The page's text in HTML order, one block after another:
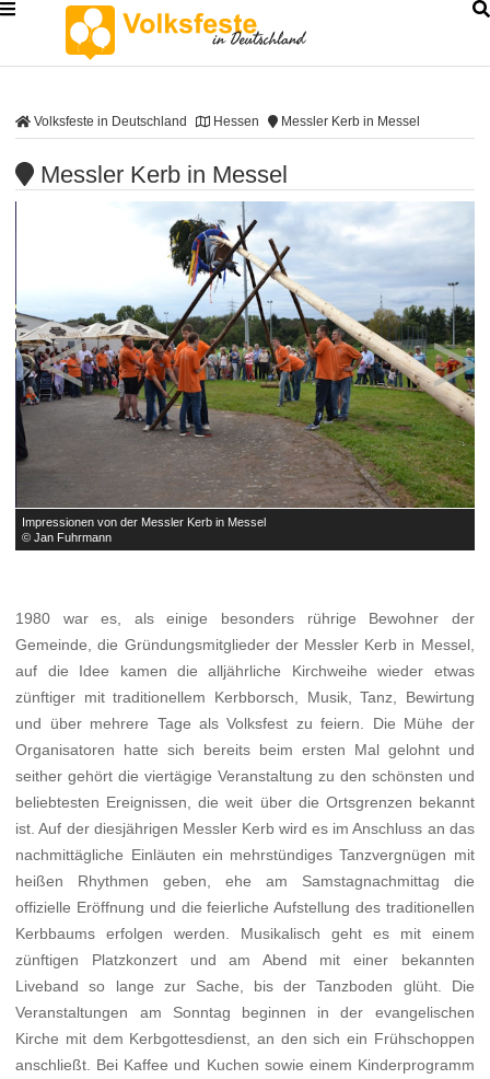
Volksfeste in Deutschland Hessen Messler Kerb in Messel
Messler Kerb in Messel
Impressionen von der Messler Kerb in Messel
© Jan Fuhrmann
< >
1980 war es, als einige besonders rührige Bewohner der
Gemeinde, die Gründungsmitglieder der Messler Kerb in Messel,
auf die Idee kamen die alljährliche Kirchweihe wieder etwas
zünftiger mit traditionellem Kerbborsch, Musik, Tanz, Bewirtung
und über mehrere Tage als Volksfest zu feiern. Die Mühe der
Organisatoren hatte sich bereits beim ersten Mal gelohnt und
seither gehört die viertägige Veranstaltung zu den schönsten und
beliebtesten Ereignissen, die weit über die Ortsgrenzen bekannt
ist. Auf der diesjährigen Messler Kerb wird es im Anschluss an das
nachmittägliche Einläuten ein mehrstündiges Tanzvergnügen mit
heißen Rhythmen geben, ehe am Samstagnachmittag die
offizielle Eröffnung und die feierliche Aufstellung des traditionellen
Kerbbaums erfolgen werden. Musikalisch geht es mit einem
zünftigen Platzkonzert und am Abend mit einer bekannten
Liveband so lange zur Sache, bis der Tanzboden glüht. Die
Veranstaltungen am Sonntag beginnen in der evangelischen
Kirche mit dem Kerbgottesdienst, an den sich ein Frühschoppen
anschließt. Bei Kaffee und Kuchen sowie einem Kinderprogramm